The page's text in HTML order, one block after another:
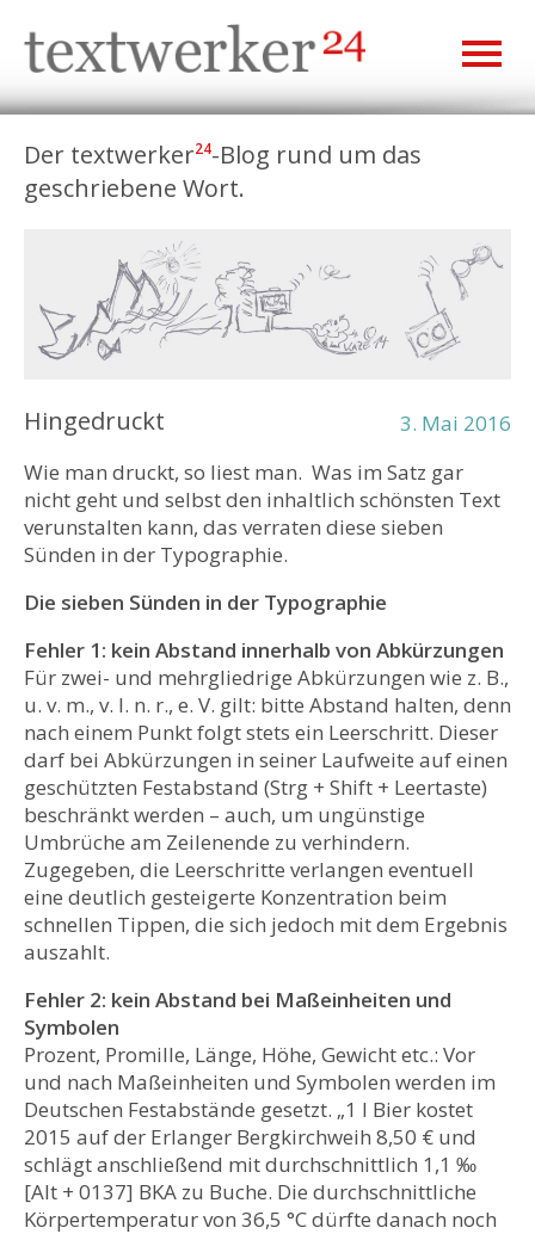
Der textwerker24-Blog rund um das
geschriebene Wort.
3. Mai 2016
Hingedruckt
Wie man druckt, so liest man. Was im Satz gar
nicht geht und selbst den inhaltlich schönsten Text
verunstalten kann, das verraten diese sieben
Sünden in der Typographie.
Die sieben Sünden in der Typographie
Fehler 1: kein Abstand innerhalb von Abkürzungen
Für zwei- und mehrgliedrige Abkürzungen wie z. B.,
u. v. m., v. l. n. r., e. V. gilt: bitte Abstand halten, denn
nach einem Punkt folgt stets ein Leerschritt. Dieser
darf bei Abkürzungen in seiner Laufweite auf einen
geschützten Festabstand (Strg + Shift + Leertaste)
beschränkt werden – auch, um ungünstige
Umbrüche am Zeilenende zu verhindern.
Zugegeben, die Leerschritte verlangen eventuell
eine deutlich gesteigerte Konzentration beim
schnellen Tippen, die sich jedoch mit dem Ergebnis
auszahlt.
Fehler 2: kein Abstand bei Maßeinheiten und
Symbolen
Prozent, Promille, Länge, Höhe, Gewicht etc.: Vor
und nach Maßeinheiten und Symbolen werden im
Deutschen Festabstände gesetzt. „1 l Bier kostet
2015 auf der Erlanger Bergkirchweih 8,50 € und
schlägt anschließend mit durchschnittlich 1,1 ‰
[Alt + 0137] BKA zu Buche. Die durchschnittliche
Körpertemperatur von 36,5 °C dürfte danach noch